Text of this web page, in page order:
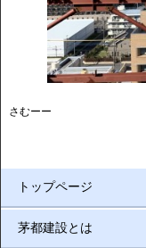
さむーー
トップページ
茅都建設とは